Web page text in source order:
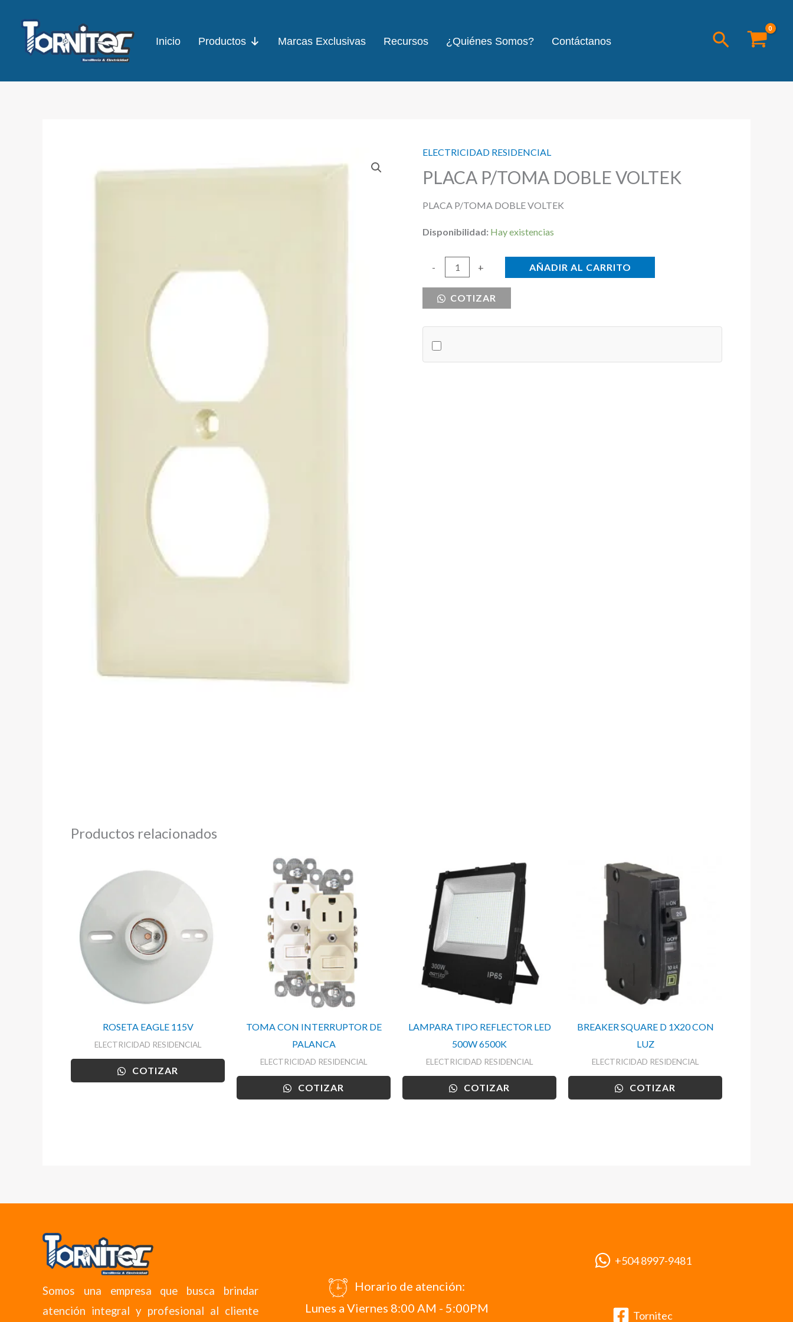
contenido
Inicio Productos Marcas Exclusivas Recursos ¿Quiénes Somos? Contáctanos Buscar
ELECTRICIDAD RESIDENCIAL
PLACA P/TOMA DOBLE VOLTEK
PLACA P/TOMA DOBLE VOLTEK
Disponibilidad: Hay existencias
-
DOBLE
+ AÑADIR AL CARRITO
COTIZAR
Productos relacionados
ROSETA EAGLE 115V
ELECTRICIDAD RESIDENCIAL
COTIZAR
TOMA CON INTERRUPTOR DE
PALANCA
ELECTRICIDAD RESIDENCIAL
COTIZAR
LAMPARA TIPO REFLECTOR LED
500W 6500K
ELECTRICIDAD RESIDENCIAL
COTIZAR
BREAKER SQUARE D 1X20 CON
LUZ
ELECTRICIDAD RESIDENCIAL
COTIZAR
Somos una empresa que busca brindar
atención integral y profesional al cliente
Horario de atención:
Lunes a Viernes 8:00 AM - 5:00PM
+504 8997-9481
Tornitec